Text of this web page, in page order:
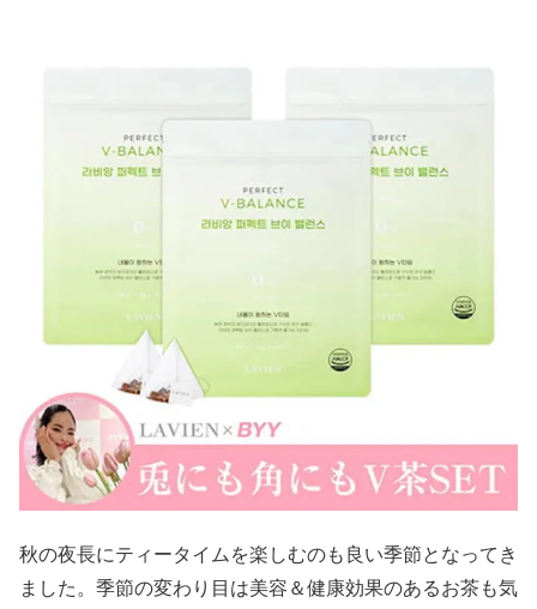
秋の夜長にティータイムを楽しむのも良い季節となってき
ました。季節の変わり目は美容＆健康効果のあるお茶も気